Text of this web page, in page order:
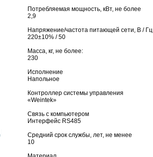
Потребляемая мощность, кВт, не более
2,9
Напряжение/частота питающей сети, В / Гц
220±10% / 50
Масса, кг, не более:
230
Исполнение
Напольное
Контроллер системы управления
«Weintek»
Связь с компьютером
Интерфейс RS485
Средний срок службы, лет, не менее
10